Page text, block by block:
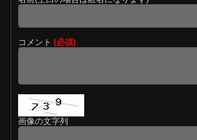
コメント (必須)
画像の文字列